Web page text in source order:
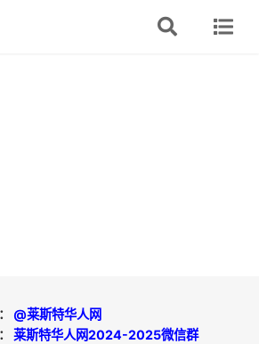
@莱斯特华人网
莱斯特华人网2024-2025微信群